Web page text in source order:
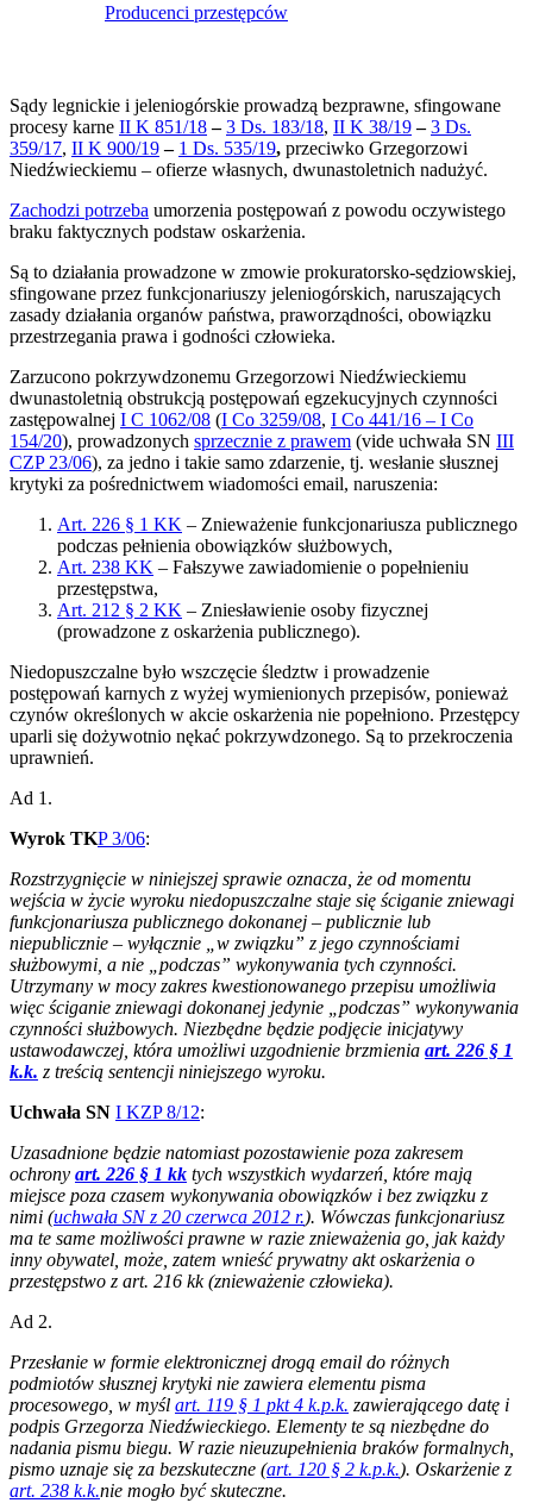
Producenci przestępców
Sądy legnickie i jeleniogórskie prowadzą bezprawne, sfingowane
procesy karne II K 851/18–3 Ds. 183/18, II K 38/19–3 Ds.
359/17, II K 900/19– 1 Ds. 535/19, przeciwko Grzegorzowi
Niedźwieckiemu – ofierze własnych, dwunastoletnich nadużyć.
Zachodzi potrzeba umorzenia postępowań z powodu oczywistego
braku faktycznych podstaw oskarżenia.
Są to działania prowadzone w zmowie prokuratorsko-sędziowskiej,
sfingowane przez funkcjonariuszy jeleniogórskich, naruszających
zasady działania organów państwa, praworządności, obowiązku
przestrzegania prawa i godności człowieka.
Zarzucono pokrzywdzonemu Grzegorzowi Niedźwieckiemu
dwunastoletnią obstrukcją postępowań egzekucyjnych czynności
zastępowalnej I C 1062/08 (I Co 3259/08, I Co 441/16 – I Co
154/20), prowadzonych sprzecznie z prawem (vide uchwała SN III
CZP 23/06), za jedno i takie samo zdarzenie, tj. wesłanie słusznej
krytyki za pośrednictwem wiadomości email, naruszenia:
Art. 226 § 1 KK – Znieważenie funkcjonariusza publicznego
podczas pełnienia obowiązków służbowych,
Art. 238 KK – Fałszywe zawiadomienie o popełnieniu
przestępstwa,
Art. 212 § 2 KK – Zniesławienie osoby fizycznej
(prowadzone z oskarżenia publicznego).
Niedopuszczalne było wszczęcie śledztw i prowadzenie
postępowań karnych z wyżej wymienionych przepisów, ponieważ
czynów określonych w akcie oskarżenia nie popełniono. Przestępcy
uparli się dożywotnio nękać pokrzywdzonego. Są to przekroczenia
uprawnień.
Ad 1.
Wyrok TKP 3/06:
Rozstrzygnięcie w niniejszej sprawie oznacza, że od momentu
wejścia w życie wyroku niedopuszczalne staje się ściganie zniewagi
funkcjonariusza publicznego dokonanej – publicznie lub
niepublicznie – wyłącznie „w związku” z jego czynnościami
służbowymi, a nie „podczas” wykonywania tych czynności.
Utrzymany w mocy zakres kwestionowanego przepisu umożliwia
więc ściganie zniewagi dokonanej jedynie „podczas” wykonywania
czynności służbowych. Niezbędne będzie podjęcie inicjatywy
ustawodawczej, która umożliwi uzgodnienie brzmienia art. 226 § 1
k.k. z treścią sentencji niniejszego wyroku.
Uchwała SN I KZP 8/12:
Uzasadnione będzie natomiast pozostawienie poza zakresem
ochrony art. 226 § 1 kk tych wszystkich wydarzeń, które mają
miejsce poza czasem wykonywania obowiązków i bez związku z
nimi (uchwała SN z 20 czerwca 2012 r.). Wówczas funkcjonariusz
ma te same możliwości prawne w razie znieważenia go, jak każdy
inny obywatel, może, zatem wnieść prywatny akt oskarżenia o
przestępstwo z art. 216 kk (znieważenie człowieka).
Ad 2.
Przesłanie w formie elektronicznej drogą email do różnych
podmiotów słusznej krytyki nie zawiera elementu pisma
procesowego, w myśl art. 119 § 1 pkt 4 k.p.k. zawierającego datę i
podpis Grzegorza Niedźwieckiego. Elementy te są niezbędne do
nadania pismu biegu. W razie nieuzupełnienia braków formalnych,
pismo uznaje się za bezskuteczne (art. 120 § 2 k.p.k.). Oskarżenie z
art. 238 k.k.nie mogło być skuteczne.